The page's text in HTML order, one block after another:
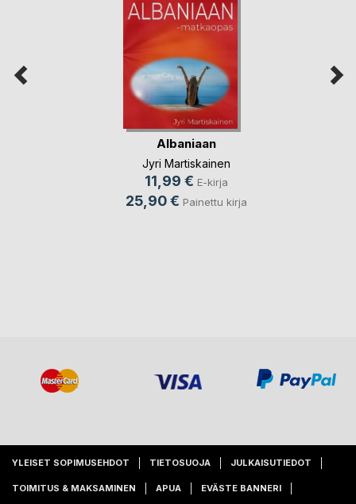
Albaniaan
Jyri Martiskainen
11,99 € E-kirja
25,90 € Painettu kirja
YLEISET SOPIMUSEHDOT TIETOSUOJA JULKAISUTIEDOT
TOIMITUS & MAKSAMINEN APUA EVÄSTE BANNERI